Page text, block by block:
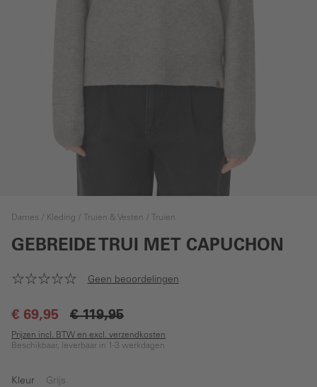
Dames Kleding Truien & Vesten Truien
GEBREIDE TRUI MET CAPUCHON
Geen beoordelingen
€ 69,95 € 119,95
Prijzen incl. BTW en excl. verzendkosten
Beschikbaar, leverbaar in 1-3 werkdagen
Kleur Grijs